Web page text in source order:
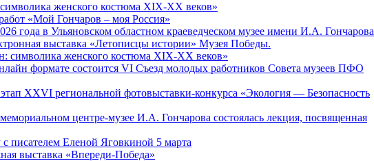
женского костюма XIX-XX веков»
«Мой Гончаров – моя Россия»
года в Ульяновском областном краеведческом музее имени И.А. Гончарова
выставка «Летописцы истории» Музея Победы.
символика женского костюма XIX-XX веков»
формате состоится VI Съезд молодых работников Совета музеев ПФО
XXVI региональной фотовыставки-конкурса «Экология — Безопасность
центре-музее И.А. Гончарова состоялась лекция, посвященная
писателем Еленой Яговкиной 5 марта
выставка «Впереди-Победа»